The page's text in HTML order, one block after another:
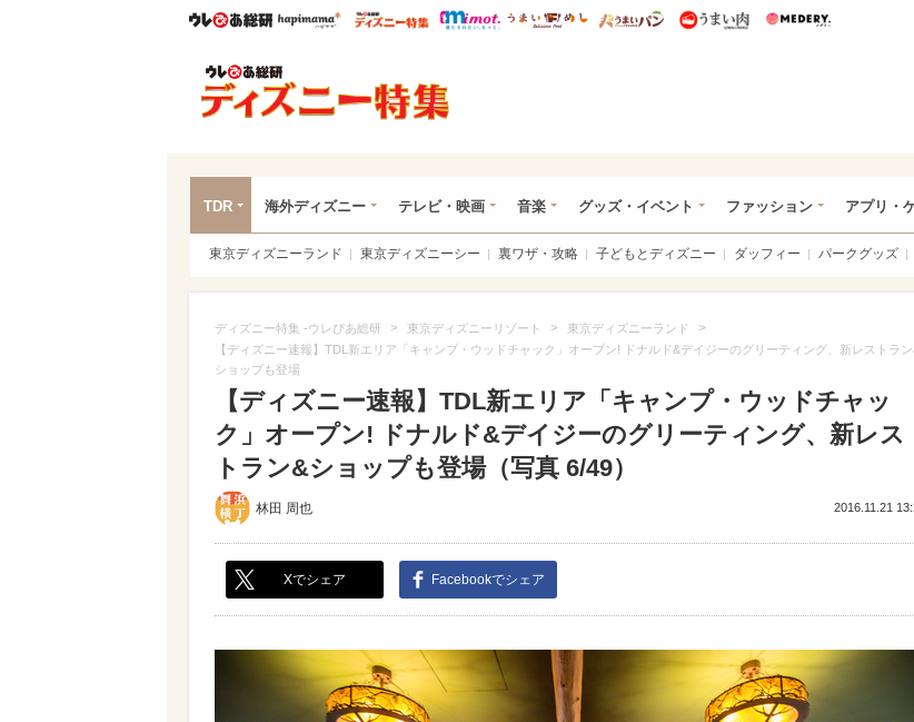
ウレぴあ総研ハピママ* ウレぴあ総研 ディズニー特集
mimot. うまいめし うまいパン うまい肉
TDR 海外ディズニー テレビ・映画 音楽 グッズ・イベント ファッション アプリ・
東京ディズニーランド 東京ディズニーシー 裏ワザ・攻略 子どもとディズニー ダッフィー パークグッズ
ディズニー特集 -ウレぴあ総研 > 東京ディズニーリゾート > 東京ディズニーランド >
【ディズニー速報】TDL新エリア「キャンプ・ウッドチャック」オープン! ドナルド&デイジーのグリーティング、新レストラ
ショップも登場
【ディズニー速報】TDL新エリア「キャンプ・ウッドチャッ
ク」オープン! ドナルド&デイジーのグリーティング、新レス
トラン&ショップも登場（写真 6/49）
林田 周也 2016.11.21
Xでシェア Facebookでシェア